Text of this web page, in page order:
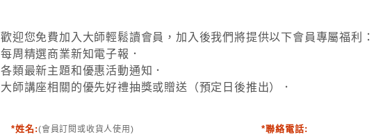
歡迎您免費加入大師輕鬆讀會員，加入後我們將提供以下會員專屬福利：
每周精選商業新知電子報．
各類最新主題和優惠活動通知．
大師講座相關的優先好禮抽獎或贈送（預定日後推出）．
*姓名:(會員訂閱或收貨人使用) *聯絡電話: